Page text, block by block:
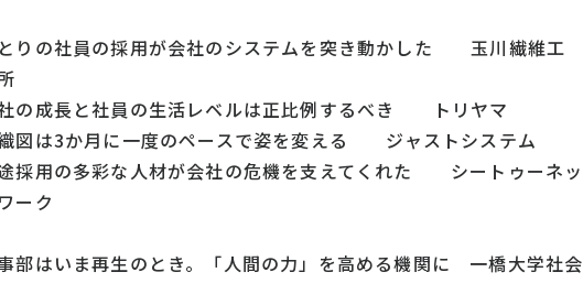
りの社員の採用が会社のシステムを突き動かした 玉川繊維工
の成長と社員の生活レベルは正比例するべき トリヤマ
図は3か月に一度のペースで姿を変える ジャストシステム
採用の多彩な人材が会社の危機を支えてくれた シートゥーネッ
ーク
部はいま再生のとき。「人間の力」を高める機関に 一橋大学社会